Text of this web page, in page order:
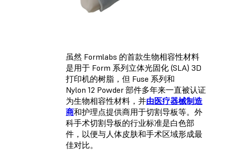
虽然 Formlabs 的首款生物相容性材料
是用于 Form 系列立体光固化 (SLA) 3D
打印机的树脂，但 Fuse 系列和
Nylon 12 Powder 部件多年来一直被认证
为生物相容性材料，并由医疗器械制造
商和护理点提供商用于切割导板等。外
科手术切割导板的行业标准是白色部
件，以便与人体皮肤和手术区域形成最
佳对比。